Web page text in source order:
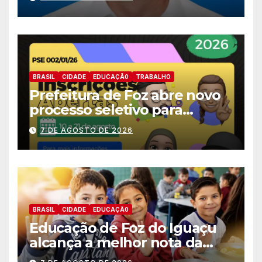
deputado estadual
BRASIL CIDADE EDUCAÇÃ0 TRABALHO
Prefeitura de Foz abre novo
processo seletivo para
estagiários
7 DE AGOSTO DE 2026
BRASIL CIDADE EDUCAÇÃ0
Educação de Foz do Iguaçu
alcança a melhor nota da
história no IDEB